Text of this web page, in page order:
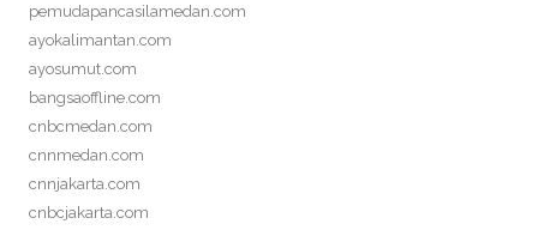
pemudapancasilamedan.com
ayokalimantan.com
ayosumut.com
bangsaoffline.com
cnbcmedan.com
cnnmedan.com
cnnjakarta.com
cnbcjakarta.com